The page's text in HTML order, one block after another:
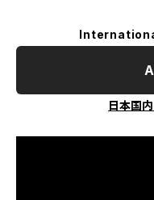
日本国